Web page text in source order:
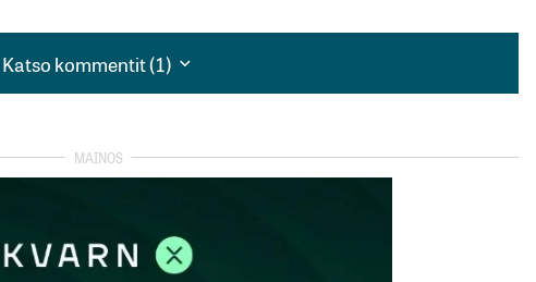
Katso kommentit (1)
Katso kommentit (1)